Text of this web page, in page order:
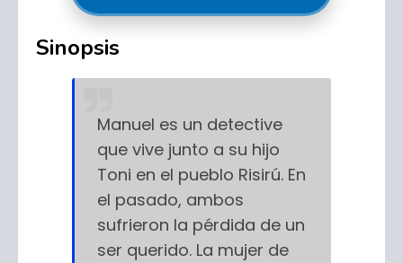
Sinopsis
Manuel es un detective
que vive junto a su hijo
Toni en el pueblo Risirú. En
el pasado, ambos
sufrieron la pérdida de un
ser querido. La mujer de